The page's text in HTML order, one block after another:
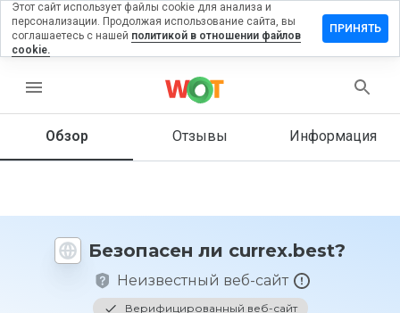
menu
Обзор Отзывы Информация
Безопасен ли currex.best?
Неизвестный веб-сайт
Верифицированный веб-сайт
на
Как бы
этот
1 до 5?
Этот сайт использует файлы cookie для анализа и
персонализации. Продолжая использование сайта, вы
соглашаетесь с нашей политикой в отношении файлов
cookie.
ПРИНЯТЬ